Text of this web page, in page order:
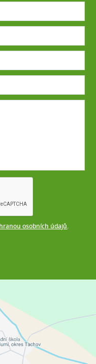
osobních údajů